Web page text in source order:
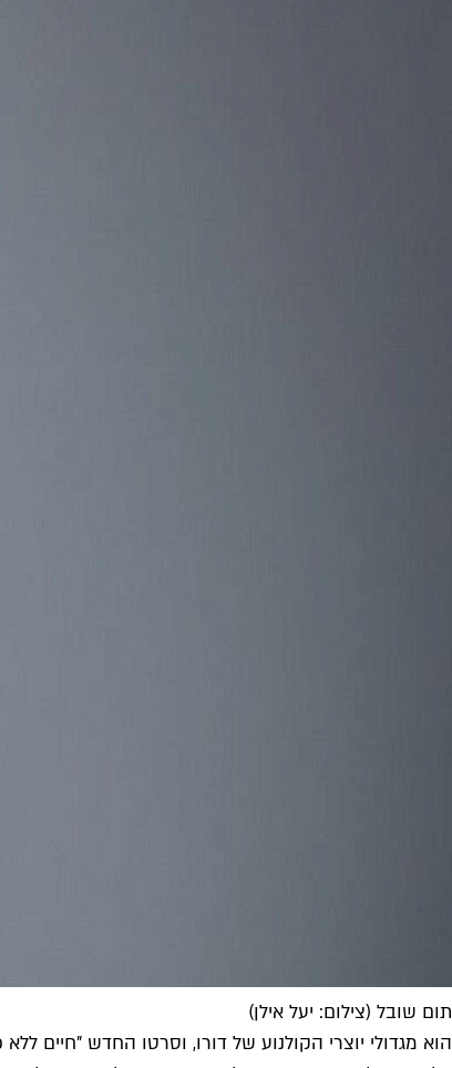
תום שובל (צילום: יעל אילן)
הוא מגדולי יוצרי הקולנוע של דורו, וסרטו החדש "חיים